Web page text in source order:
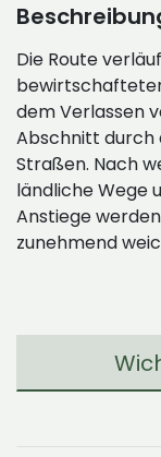
Die Route
dem Verlassen
Abschnitt durch
Straßen. Nach
ländliche Wege
Anstiege
zunehmend